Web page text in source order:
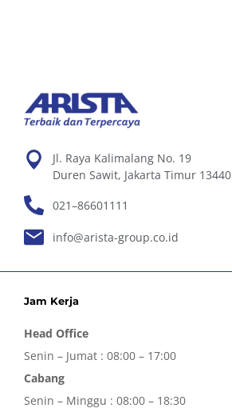
Jl. Raya Kalimalang No. 19
Duren Sawit, Jakarta Timur 13440
021–86601111
info@arista-group.co.id
Jam Kerja
Head Office
Senin – Jumat : 08:00 – 17:00
Cabang
Senin – Minggu : 08:00 – 18:30